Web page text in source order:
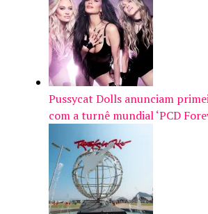
Pussycat Dolls anunciam
com a turnê mundial ‘PCD